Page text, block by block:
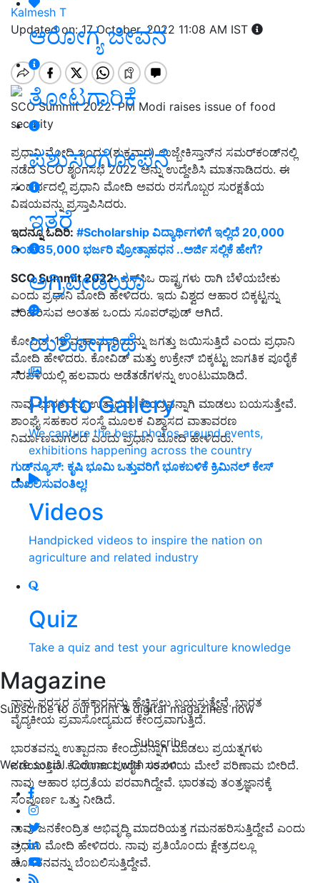
ಆರೋಗ್ಯ ಜೀವನ
ತೋಟಗಾರಿಕೆ
ಪಶುಸಂಗೋಪನೆ
ಇತರೆ
ಅಗ್ರಿಪೀಡಿಯಾ
ಯಶೋಗಾಥೆ
Photo Gallery
We capture the best photos around events,
exhibitions happening across the country
Videos
Handpicked videos to inspire the nation on
agriculture and related industry
Quiz
Take a quiz and test your agriculture knowledge
Magazine
Subscribe to our print & digital magazines now
Subscribe
We're social. Connect with us on:
Kalmesh T
Updated on: 17 October, 2022 11:08 AM IST
SCO Summit 2022: PM Modi raises issue of food
security
ಪ್ರಧಾನಿ ಮೋದಿ ಇಂದು (ಶುಕ್ರವಾರ) ಉಜ್ಬೇಕಿಸ್ತಾನ್‌ನ ಸಮರ್‌ಕಂಡ್‌ನಲ್ಲಿ
ನಡೆದ SCO ಶೃಂಗಸಭೆ 2022 ಅನ್ನು ಉದ್ದೇಶಿಸಿ ಮಾತನಾಡಿದರು. ಈ
ಸಂದರ್ಭದಲ್ಲಿ ಪ್ರಧಾನಿ ಮೋದಿ ಅವರು ರಸಗೊಬ್ಬರ ಸುರಕ್ಷತೆಯ
ವಿಷಯವನ್ನು ಪ್ರಸ್ತಾಪಿಸಿದರು.
ಇದನ್ನೂ ಓದಿರಿ: #Scholarship ವಿದ್ಯಾರ್ಥಿಗಳಿಗೆ ಇಲ್ಲಿದೆ 20,000
ದಿಂದ 35,000 ಭರ್ಜರಿ ಪ್ರೋತ್ಸಾಹಧನ ..ಅರ್ಜಿ ಸಲ್ಲಿಕೆ ಹೇಗೆ?
SCO Summit 2022:ಎಸ್‌ಸಿಒ ರಾಷ್ಟ್ರಗಳು ರಾಗಿ ಬೆಳೆಯಬೇಕು
ಎಂದು ಪ್ರಧಾನಿ ಮೋದಿ ಹೇಳಿದರು. ಇದು ವಿಶ್ವದ ಆಹಾರ ಬಿಕ್ಕಟ್ಟನ್ನು
ಪರಿಹರಿಸುವ ಅಂತಹ ಒಂದು ಸೂಪರ್‌ಫುಡ್ ಆಗಿದೆ.
ಕೋವಿಡ್-19 ಮಹಾಮಾರಿಯನ್ನು ಜಗತ್ತು ಜಯಿಸುತ್ತಿದೆ ಎಂದು ಪ್ರಧಾನಿ
ಮೋದಿ ಹೇಳಿದರು. ಕೋವಿಡ್ ಮತ್ತು ಉಕ್ರೇನ್ ಬಿಕ್ಕಟ್ಟು ಜಾಗತಿಕ ಪೂರೈಕೆ
ಸರಪಳಿಯಲ್ಲಿ ಹಲವಾರು ಅಡೆತಡೆಗಳನ್ನು ಉಂಟುಮಾಡಿದೆ.
ನಾವು ಭಾರತವನ್ನು ಉತ್ಪಾದನಾ ಕೇಂದ್ರವನ್ನಾಗಿ ಮಾಡಲು ಬಯಸುತ್ತೇವೆ.
ಶಾಂಘೈ ಸಹಕಾರ ಸಂಸ್ಥೆ ಮೂಲಕ ವಿಶ್ವಾಸದ ವಾತಾವರಣ
ನಿರ್ಮಾಣವಾಗಲಿದೆ ಎಂದು ಪ್ರಧಾನಿ ಮೋದಿ ಹೇಳಿದರು.
ಗುಡ್‌ನ್ಯೂಸ್‌: ಕೃಷಿ ಭೂಮಿ ಒತ್ತುವರಿಗೆ ಭೂಕಬಳಿಕೆ ಕ್ರಿಮಿನಲ್‌ ಕೇಸ್‌
ದಾಖಲಿಸುವಂತಿಲ್ಲ!
ನಾವು ಪರಸ್ಪರ ಸಹಕಾರವನ್ನು ಹೆಚ್ಚಿಸಲು ಬಯಸುತ್ತೇವೆ. ಭಾರತ
ವೈದ್ಯಕೀಯ ಪ್ರವಾಸೋದ್ಯಮದ ಕೇಂದ್ರವಾಗುತ್ತಿದೆ.
ಭಾರತವನ್ನು ಉತ್ಪಾದನಾ ಕೇಂದ್ರವನ್ನಾಗಿ ಮಾಡಲು ಪ್ರಯತ್ನಗಳು
ನಡೆಯುತ್ತಿವೆ. ಕೊರೊನಾ ಪೂರೈಕೆ ಸರಪಳಿಯ ಮೇಲೆ ಪರಿಣಾಮ ಬೀರಿದೆ.
ನಾವು ಆಹಾರ ಭದ್ರತೆಯ ಪರವಾಗಿದ್ದೇವೆ. ಭಾರತವು ತಂತ್ರಜ್ಞಾನಕ್ಕೆ
ಸಂಪೂರ್ಣ ಒತ್ತು ನೀಡಿದೆ.
ನಾವು ಜನಕೇಂದ್ರಿತ ಅಭಿವೃದ್ಧಿ ಮಾದರಿಯತ್ತ ಗಮನಹರಿಸುತ್ತಿದ್ದೇವೆ ಎಂದು
ಪ್ರಧಾನಿ ಮೋದಿ ಹೇಳಿದರು. ನಾವು ಪ್ರತಿಯೊಂದು ಕ್ಷೇತ್ರದಲ್ಲೂ
ಹೊಸತನವನ್ನು ಬೆಂಬಲಿಸುತ್ತಿದ್ದೇವೆ.